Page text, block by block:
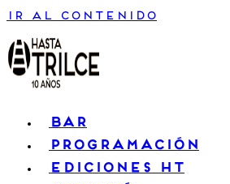
Ir al contenido
BAR
PROGRAMACIÓN
EDICIONES HT